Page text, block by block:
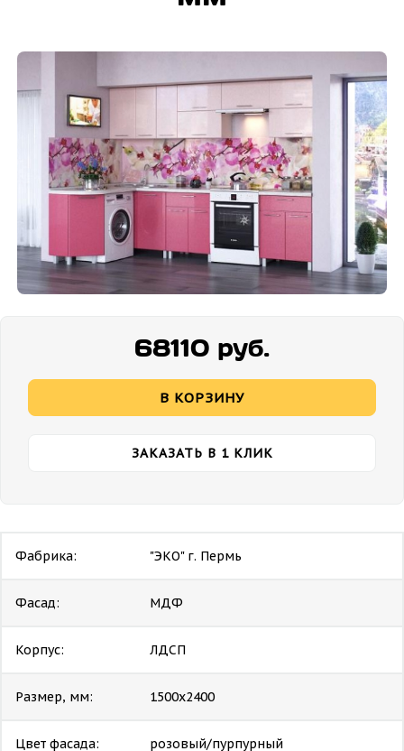
68110 руб.
В КОРЗИНУ
ЗАКАЗАТЬ В 1 КЛИК
Фабрика: "ЭКО" г. Пермь
Фасад: МДФ
Корпус: ЛДСП
Размер, мм: 1500х2400
Цвет фасада: розовый/пурпурный